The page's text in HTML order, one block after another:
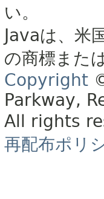
い。
Javaは、米
の商標また
Copyright
Parkway,
All rights
再配布ポリ